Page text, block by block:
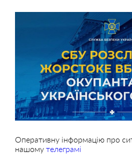
Оперативну інформацію про
нашому телеграмі